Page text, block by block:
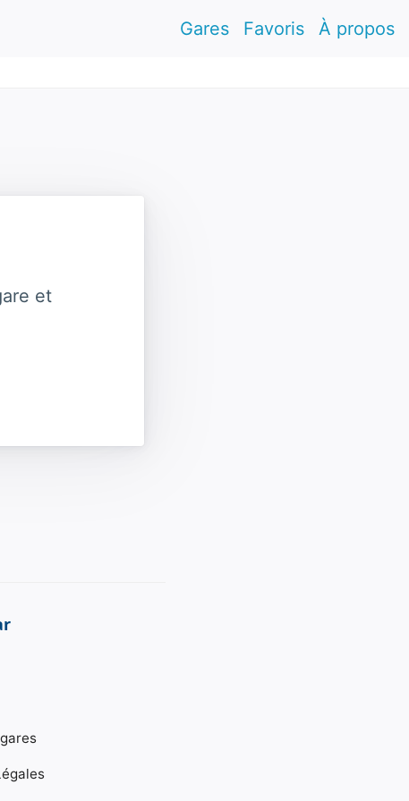
Gares Favoris À propos
et